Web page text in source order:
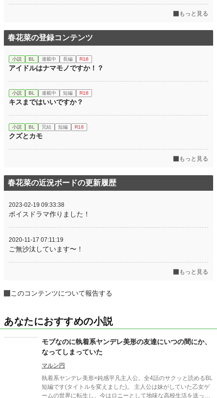
もっと見る
春花菜の登録コンテンツ
小説 BL 連載中 長編 R18
アイドルはナマモノですか！？
小説 BL 連載中 短編 R18
キスまではいいですか？
小説 BL 完結 短編 R18
クズとカモ
もっと見る
春花菜の近況ボードの更新履歴
2023-02-19 09:33:38
ボイスドラマ作りました！
2020-11-17 07:11:19
ご無沙汰しています〜！
もっと見る
このコンテンツについて報告する
あなたにおすすめの小説
モブなのに執着系ヤンデレ美形の友達にいつの間にか、
なってしまっていた
マルン円
執着系ヤンデレ美形×鈍感平凡主人公。全4話のサクッと読めるBL
短編です(タイトルを変えました)。 主人公は妹がしていた乙女ゲ
ームの世界に転生し、今はロニーとして地味な高校生活を送って